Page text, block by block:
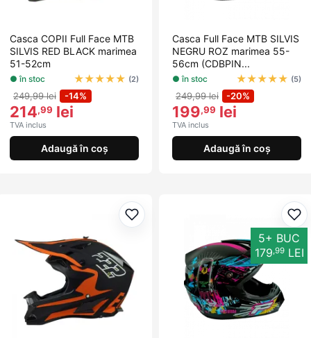
Casca COPII Full Face MTB
SILVIS RED BLACK marimea
51-52cm
● în stoc ★★★★★ (2)
249,99 lei -14%
214,99 lei
TVA inclus
Adaugă în coș
Casca Full Face MTB SILVIS
NEGRU ROZ marimea 55-
56cm (CDBPIN...
● în stoc ★★★★★ (5)
249,99 lei -20%
199,99 lei
TVA inclus
Adaugă în coș
Adaugă la favorite
5+ BUC
179 ,99LEI